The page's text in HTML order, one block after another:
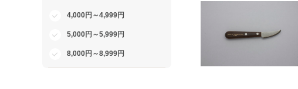
4,000円～4,999円
5,000円～5,999円
8,000円～8,999円